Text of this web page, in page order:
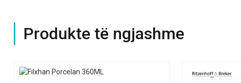
Produkte të ngjashme